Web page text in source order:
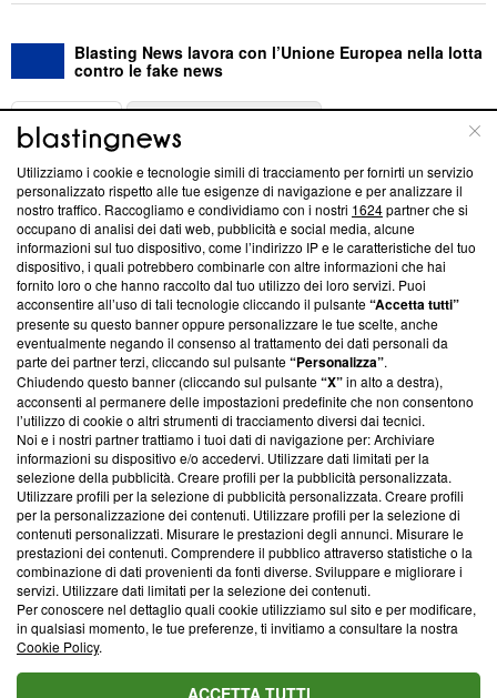
Blasting News lavora con l’Unione Europea nella lotta
contro le fake news
ABOUT
Questa sezione offre informazioni trasparenti su Blasting
News, sui nostri processi editoriali e su come ci impegniamo a
creare news di qualità. Inoltre, afferma la nostra aderenza a
‘Trust Project - News with Integrity’Blasting News non è
ancora membro del programma, ma ha richiesto di farne
parte; Trust Project non ha ancora effettuato una verifica di
conformità agli standard.
Su di noi
Team editoriale
Corporate
Redazione
Informativa Privacy
Cookie Policy
Blasting SA, IDI CHE-247.845.224, Via Carlo Frasca, 3 - 6900
Lugano (Svizzera) Tel:+39 0690258937
© 2026 Blasting News
Utilizziamo i cookie e tecnologie simili di tracciamento per fornirti un servizio
personalizzato rispetto alle tue esigenze di navigazione e per analizzare il
nostro traffico. Raccogliamo e condividiamo con i nostri 1624partner che si
occupano di analisi dei dati web, pubblicità e social media, alcune
informazioni sul tuo dispositivo, come l’indirizzo IP e le caratteristiche del tuo
dispositivo, i quali potrebbero combinarle con altre informazioni che hai
fornito loro o che hanno raccolto dal tuo utilizzo dei loro servizi. Puoi
acconsentire all’uso di tali tecnologie cliccando il pulsante“Accetta tutti”
presente su questo banner oppure personalizzare le tue scelte, anche
eventualmente negando il consenso al trattamento dei dati personali da
parte dei partner terzi, cliccando sul pulsante“Personalizza”.
Chiudendo questo banner (cliccando sul pulsante“X”in alto a destra),
acconsenti al permanere delle impostazioni predefinite che non consentono
l’utilizzo di cookie o altri strumenti di tracciamento diversi dai tecnici.
Noi e i nostri partner trattiamo i tuoi dati di navigazione per: Archiviare
informazioni su dispositivo e/o accedervi. Utilizzare dati limitati per la
selezione della pubblicità. Creare profili per la pubblicità personalizzata.
Utilizzare profili per la selezione di pubblicità personalizzata. Creare profili
per la personalizzazione dei contenuti. Utilizzare profili per la selezione di
contenuti personalizzati. Misurare le prestazioni degli annunci. Misurare le
prestazioni dei contenuti. Comprendere il pubblico attraverso statistiche o la
combinazione di dati provenienti da fonti diverse. Sviluppare e migliorare i
servizi. Utilizzare dati limitati per la selezione dei contenuti.
Per conoscere nel dettaglio quali cookie utilizziamo sul sito e per modificare,
in qualsiasi momento, le tue preferenze, ti invitiamo a consultare la nostra
Cookie Policy.
ACCETTA TUTTI